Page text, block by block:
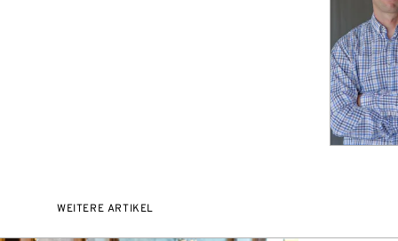
WEITERE ARTIKEL